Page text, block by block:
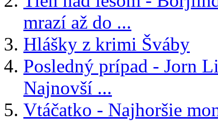
mrazí až do ...
Hlášky z krimi Šváby
Posledný prípad - Jorn
Najnovší ...
Vtáčatko - Najhoršie